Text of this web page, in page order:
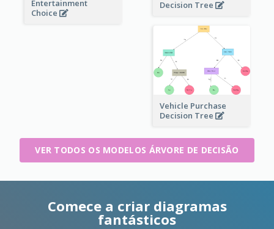
Entertainment
Choice
Decision Tree
Vehicle Purchase
Decision Tree
VER TODOS OS MODELOS ÁRVORE DE DECISÃO
Comece a criar diagramas
fantásticos